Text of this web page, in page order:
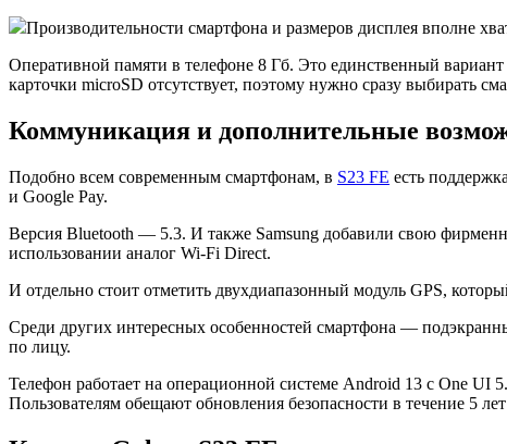
Производительности смартфона и размеров дисплея вполне
Оперативной памяти в телефоне 8 Гб. Это единственный
карточки microSD отсутствует, поэтому нужно сразу выбирать
Коммуникация и дополнительные
Подобно всем современным смартфонам, в S23 FE есть
и Google Pay.
Версия Bluetooth — 5.3. И также Samsung добавили свою
использовании аналог Wi-Fi Direct.
И отдельно стоит отметить двухдиапазонный модуль GPS,
Среди других интересных особенностей смартфона —
по лицу.
Телефон работает на операционной системе Android 13 с One UI
Пользователям обещают обновления безопасности в течение 5